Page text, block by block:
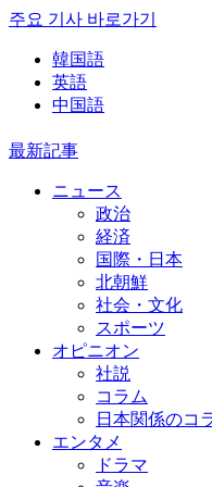
주요 기사 바로가기
韓国語
英語
中国語
最新記事
ニュース
政治
経済
国際・日本
北朝鮮
社会・文化
スポーツ
オピニオン
社説
コラム
日本関係のコ
エンタメ
ドラマ